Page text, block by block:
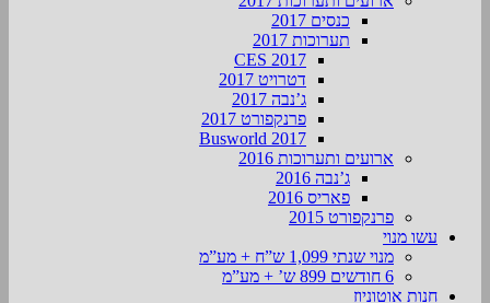
כנסים 2017
תערוכות 2017
CES 2017
דטרויט 2017
ג’נבה 2017
פרנקפורט 2017
Busworld 2017
ארועים ותערוכות 2016
ג’נבה 2016
פאריס 2016
פרנקפורט 2015
עשו מנוי
מנוי שנתי 1,099 ש”ח + מע”מ
6 חודשים 899 ש’ + מע”מ
חנות אוטוניוז